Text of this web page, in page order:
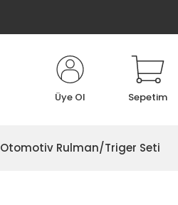
Üye Ol Sepetim
Otomotiv Rulman/Triger Seti